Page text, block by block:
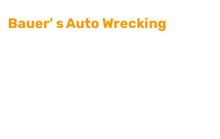
Bauer' s Auto Wrecking